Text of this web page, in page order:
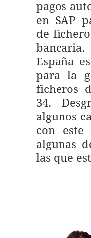
pagos
en SAP
de
España
para la
ficheros
34.
algunos
con este
algunas
las que